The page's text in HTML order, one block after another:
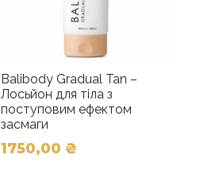
Balibody Gradual Tan –
Лосьйон для тіла з
поступовим ефектом
засмаги
1750,00 ₴